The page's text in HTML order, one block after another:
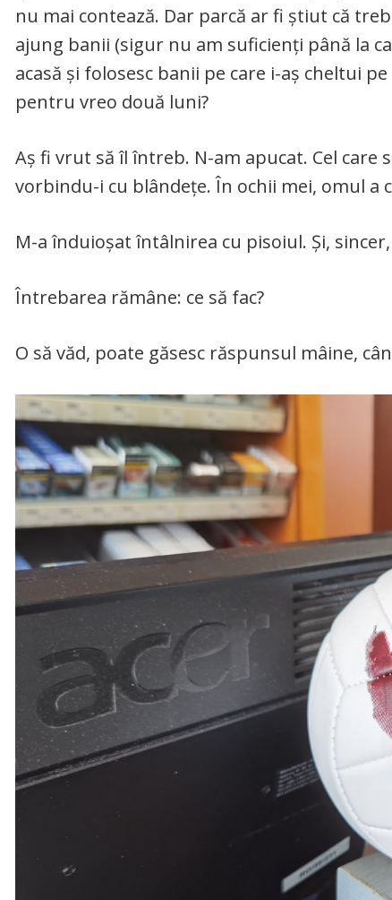
nu mai contează. Dar parcă ar fi știut că
ajung banii (sigur nu am suficienți până la
acasă și folosesc banii pe care i-aș cheltui
pentru vreo două luni?
Aș fi vrut să îl întreb. N-am apucat. Cel care
vorbindu-i cu blândețe. În ochii mei, omul a
M-a înduioșat întâlnirea cu pisoiul. Și,
Întrebarea rămâne: ce să fac?
O să văd, poate găsesc răspunsul mâine,